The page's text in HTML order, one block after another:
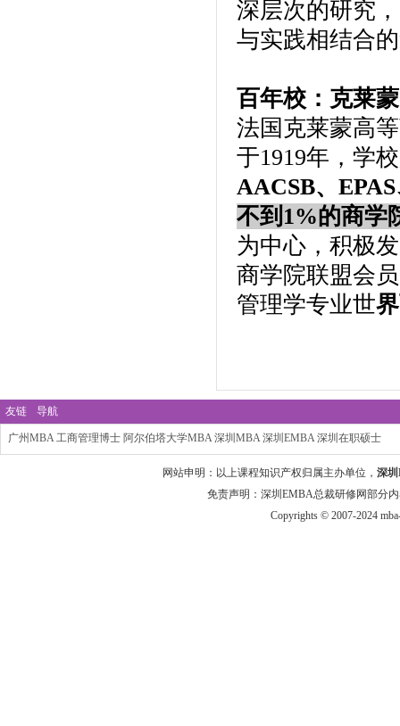
深层次的研究
与实践相结合
百年校：克莱
法国克莱蒙高
于1919年，学
AACSB、
不到1%的商学
为中心，积极
商学院联盟会
管理学专业世
友链 导航
广州MBA 工商管理博士 阿尔伯塔大学MBA 深圳MBA 深圳EMBA 深圳在职硕士
网站申明：以上课程知识产权归属主办单位， 深
免责声明：深圳EMBA总裁研修网部分
Copyrights © 2007-2024